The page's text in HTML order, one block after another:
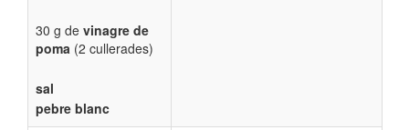
30 g de vinagre de
poma (2 cullerades)
sal
pebre blanc